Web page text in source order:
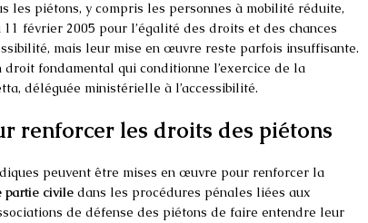
les piétons, y compris les personnes à mobilité réduite,
février 2005 pour l’égalité des droits et des chances
mais leur mise en œuvre reste parfois insuffisante.
droit fondamental qui conditionne l’exercice de la
déléguée ministérielle à l’accessibilité.
renforcer les droits des piétons
peuvent être mises en œuvre pour renforcer la
partie civile dans les procédures pénales liées aux
de défense des piétons de faire entendre leur